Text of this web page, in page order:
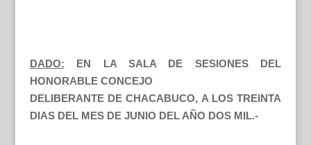
DADO: EN LA SALA DE SESIONES DEL
HONORABLE CONCEJO
DELIBERANTE DE CHACABUCO, A LOS TREINTA
DIAS DEL MES DE JUNIO DEL AÑO DOS MIL.-